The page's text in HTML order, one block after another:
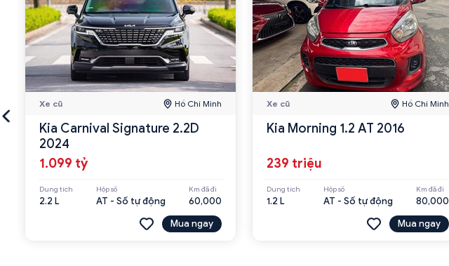
Xe cũ Hồ Chí Minh
Kia Carnival Signature 2.2D
2024
1.099 tỷ
Dung tích
2.2 L
Hộp số
AT - Số tự động
Km đã đi
60,000
Mua ngay
Xe cũ Hồ Chí Minh
Kia Morning 1.2 AT 2016
239 triệu
Dung tích
1.2 L
Hộp số
AT - Số tự động
Km đã đi
80,000
Mua ngay